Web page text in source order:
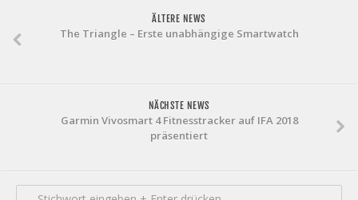
ÄLTERE NEWS
The Triangle – Erste unabhängige Smartwatch
NÄCHSTE NEWS
Garmin Vivosmart 4 Fitnesstracker auf IFA 2018
präsentiert